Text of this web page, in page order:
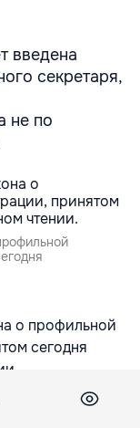
введена
секретаря,
не по
о профильной
сегодня